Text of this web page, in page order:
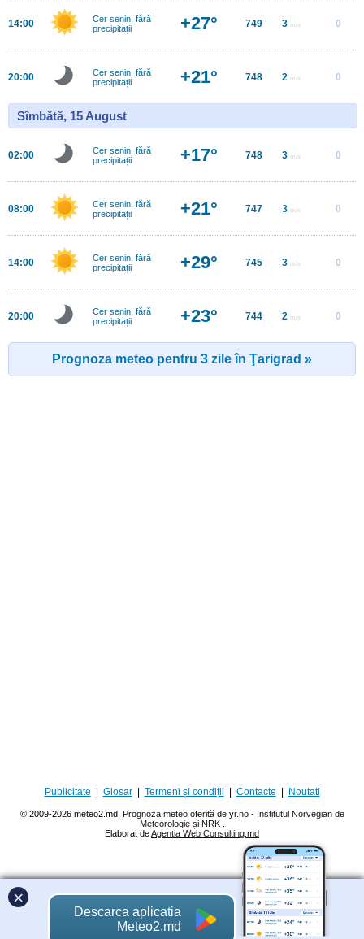
14:00
Cer senin, fără
precipitații
+27° 749 3 m/s 0
20:00
Cer senin, fără
precipitații
+21° 748 2 m/s 0
Sîmbătă, 15 August
02:00
Cer senin, fără
precipitații
+17° 748 3 m/s 0
08:00
Cer senin, fără
precipitații
+21° 747 3 m/s 0
14:00
Cer senin, fără
precipitații
+29° 745 3 m/s 0
20:00
Cer senin, fără
precipitații
+23° 744 2 m/s 0
Prognoza meteo pentru 3 zile în Ţarigrad »
Publicitate Glosar| Termeni și condiții Contacte Noutati
© 2009-2026 meteo2.md. Prognoza meteo oferită de yr.no - Institutul Norvegian de
Meteorologie și NRK
Elaborat deAgentia Web Consulting.md
×
Descarca aplicatia
Meteo2.md